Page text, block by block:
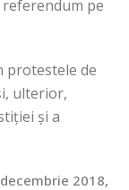
pe
protestele de
ulterior,
și a
2018,